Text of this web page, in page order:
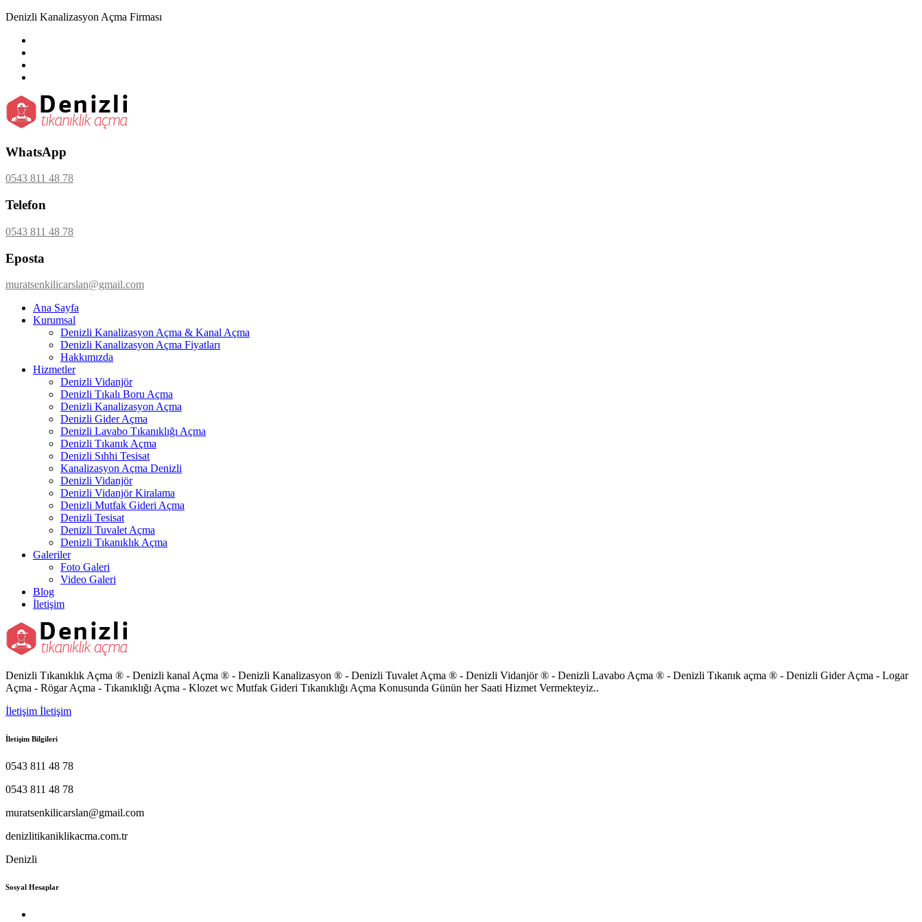
Denizli Kanalizasyon Açma Firması
WhatsApp
0543 811 48 78
Telefon
0543 811 48 78
Eposta
muratsenkilicarslan@gmail.com
Ana Sayfa
Kurumsal
Denizli Kanalizasyon Açma & Kanal Açma
Denizli Kanalizasyon Açma Fiyatları
Hakkımızda
Hizmetler
Denizli Vidanjör
Denizli Tıkalı Boru Açma
Denizli Kanalizasyon Açma
Denizli Gider Açma
Denizli Lavabo Tıkanıklığı Açma
Denizli Tıkanık Açma
Denizli Sıhhi Tesisat
Kanalizasyon Açma Denizli
Denizli Vidanjör
Denizli Vidanjör Kiralama
Denizli Mutfak Gideri Açma
Denizli Tesisat
Denizli Tuvalet Açma
Denizli Tıkanıklık Açma
Galeriler
Foto Galeri
Video Galeri
Blog
İletişim
Denizli Tıkanıklık Açma ® - Denizli kanal Açma ® - Denizli Kanalizasyon ® - Denizli Tuvalet Açma ® - Denizli Vidanjör ® - Denizli Lavabo Açma ® - Denizli Tıkanık açma ® - Denizli Gider Açma - Logar
Açma - Rögar Açma - Tıkanıklığı Açma - Klozet wc Mutfak Gideri Tıkanıklığı Açma Konusunda Günün her Saati Hizmet Vermekteyiz..
İletişim İletişim
İletişim Bilgileri
0543 811 48 78
0543 811 48 78
muratsenkilicarslan@gmail.com
denizlitikaniklikacma.com.tr
Denizli
Sosyal Hesaplar